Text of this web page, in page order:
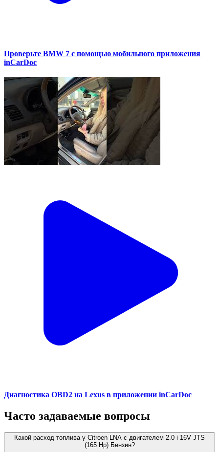
Проверьте BMW 7 с помощью мобильного приложения
inCarDoc
Диагностика OBD2 на Lexus в приложении inCarDoc
Часто задаваемые вопросы
Какой расход топлива у Citroen LNA с двигателем 2.0 i 16V JTS
(165 Hp) Бензин?